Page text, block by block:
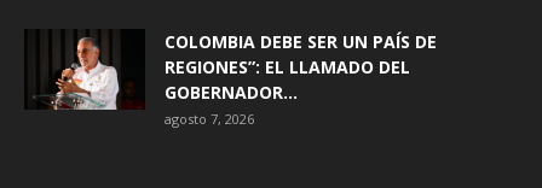
COLOMBIA DEBE SER UN PAÍS DE
REGIONES”: EL LLAMADO DEL
GOBERNADOR...
agosto 7, 2026